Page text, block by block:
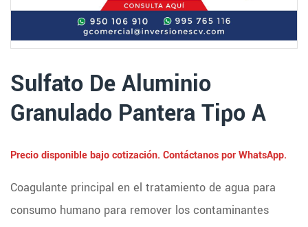
Sulfato De Aluminio
Granulado Pantera Tipo A
Precio disponible bajo cotización. Contáctanos por WhatsApp.
Coagulante principal en el tratamiento de agua para
consumo humano para remover los contaminantes